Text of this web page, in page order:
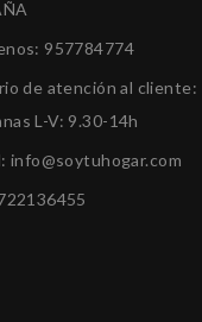
957784774
de atención al cliente:
L-V: 9.30-14h
info@soytuhogar.com